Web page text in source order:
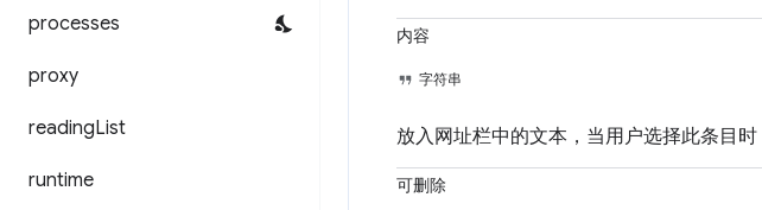
processes
proxy
readingList
runtime
内容
字符串
放入网址栏中的文本，当用户选择此条目时
可删除